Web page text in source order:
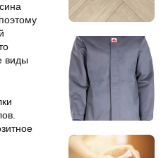
виды